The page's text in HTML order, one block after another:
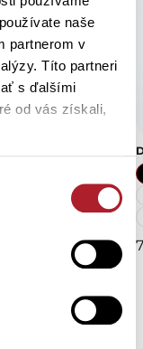
naše
partnerom v
Títo partneri
s ďalšími
od vás získali,
XL